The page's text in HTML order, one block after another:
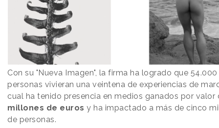
Con su "Nueva Imagen", la firma ha logrado que 54.000
personas vivieran una veintena de experiencias de
cual ha tenido presencia en medios ganados por valor
millones de euros y ha impactado a más de cinco
de personas.